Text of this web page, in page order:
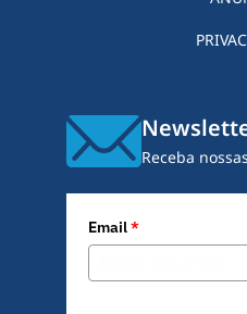
Receba
Email*